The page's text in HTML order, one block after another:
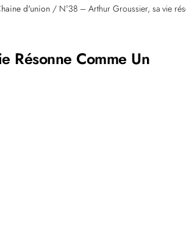
d'union/ N°38 – Arthur Groussier, sa vie
Résonne Comme Un